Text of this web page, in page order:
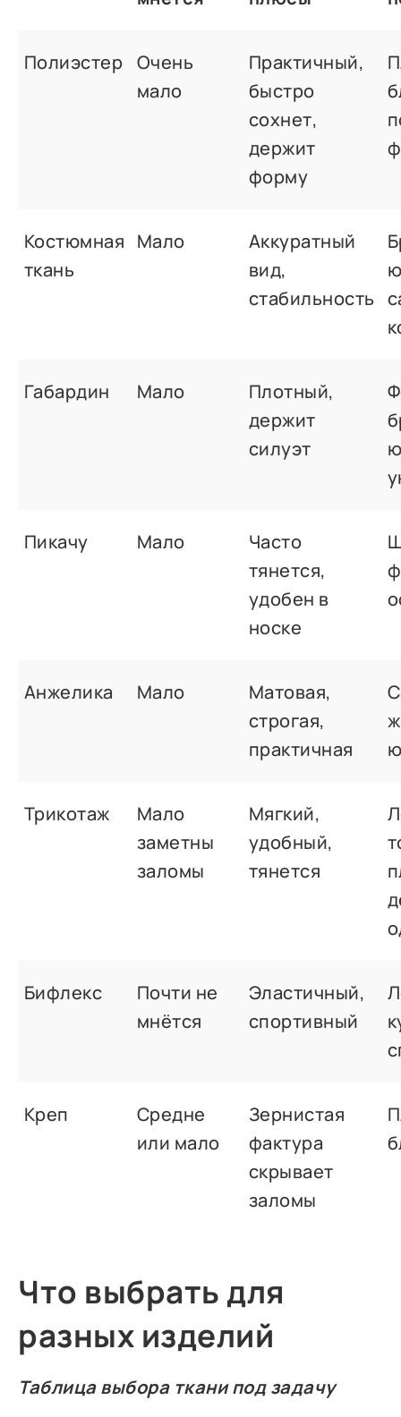
Полиэстер Очень
мало
Практичный,
быстро
сохнет,
держит
форму
Костюмная
ткань
Мало
Аккуратный
вид,
стабильность
Габардин Мало
Плотный,
держит
силуэт
Пикачу Мало
Часто
тянется,
удобен в
носке
Анжелика Мало
Матовая,
строгая,
практичная
Трикотаж
Мало
заметны
заломы
Мягкий,
удобный,
тянется
Бифлекс
Почти не
мнётся
Эластичный,
спортивный
Креп
Средне
или мало
Зернистая
фактура
скрывает
заломы
Что выбрать для
разных изделий
Таблица выбора ткани под задачу